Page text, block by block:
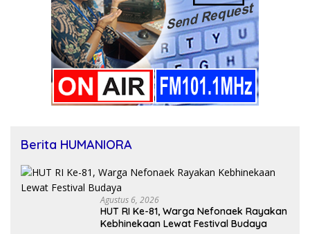
Berita HUMANIORA
Agustus 6, 2026
HUT RI Ke-81, Warga Nefonaek Rayakan
Kebhinekaan Lewat Festival Budaya